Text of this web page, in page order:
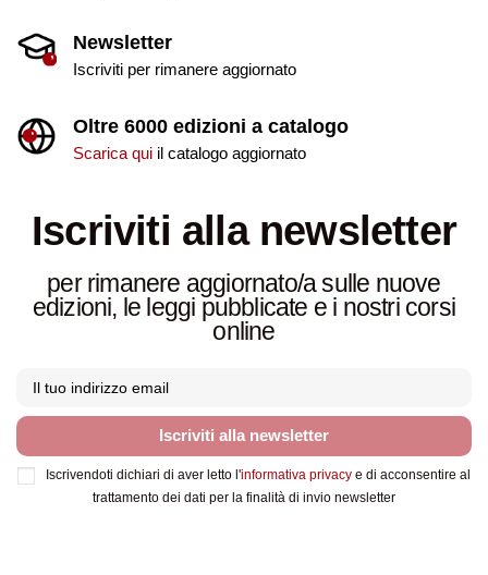
Newsletter
Iscriviti per rimanere aggiornato
Oltre 6000 edizioni a catalogo
Scarica quiil catalogo aggiornato
Iscriviti alla newsletter
per rimanere aggiornato/a sulle nuove
edizioni, le leggi pubblicate e i nostri corsi
online
Iscriviti alla newsletter
Iscrivendoti dichiari di aver letto l'informativa privacy e di acconsentire al
trattamento dei dati per la finalità di invio newsletter